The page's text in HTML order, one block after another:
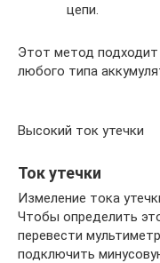
цепи.
Этот метод подходит
любого типа
Высокий ток утечки
Ток утечки
Измеление тока
Чтобы определить
перевести
подключить